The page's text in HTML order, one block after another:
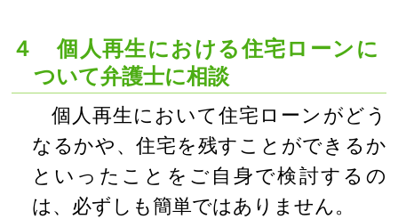
４ 個人再生における住宅ローンに
ついて弁護士に相談
個人再生において住宅ローンがどう
なるかや、住宅を残すことができるか
といったことをご自身で検討するの
は、必ずしも簡単ではありません。